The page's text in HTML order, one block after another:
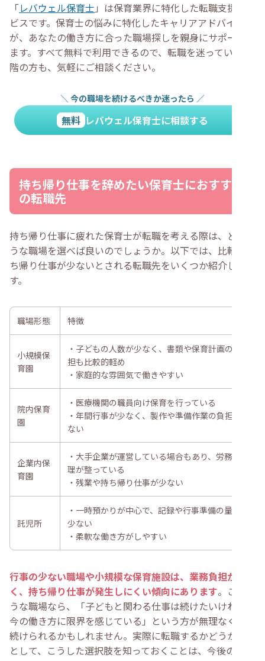
「レバウェル保育士 」は保育業界に特化した転職支援サー
ビスです。保育士の悩みに特化したキャリアアドバイザー
が、あなたの働き方に合った職場探しを親身にサポートし
ます。すべて無料で利用できるので、転職を迷っている段
階の方も、気軽にご相談ください。
＼ 今の職場を続けるべきか迷ったら ／
無料 レバウェル保育士に相談する
持ち帰り仕事を辞めたい保育士におすすめ
の転職先
持ち帰り仕事に疲れた保育士が転職を考える際は、どのよ
うな職場を選べば良いのでしょうか。以下では、比較的持
ち帰り仕事が少ないとされる転職先をいくつか紹介しま
す。
職場形態 特徴
小規模保
育園
・子どもの人数が少なく、書類や保育計画の負
担も比較的軽め
・家庭的な雰囲気で働きやすい
院内保育
園
・医療機関の職員向け保育を行っている
・年間行事が少なく、製作や準備作業の負担が
ない
企業内保
育園
・大手企業が運営している場合もあり、労務管
理が整っている
・残業や持ち帰り仕事が少ない
託児所
・一時預かりが中心で、記録や行事準備の量が
少ない
・柔軟な働き方がしやすい
行事の少ない職場や小規模な保育施設は、業務負担が軽
く、持ち帰り仕事が発生しにくい傾向にあります。このよ
うな職場なら、「子どもと関わる仕事は続けたいけれど、
今の働き方に限界を感じている」という方が無理なく働き
続けられるかもしれません。実際に転職するかどうかは別
として、こうした選択肢を知っておくことは、今後のキャ